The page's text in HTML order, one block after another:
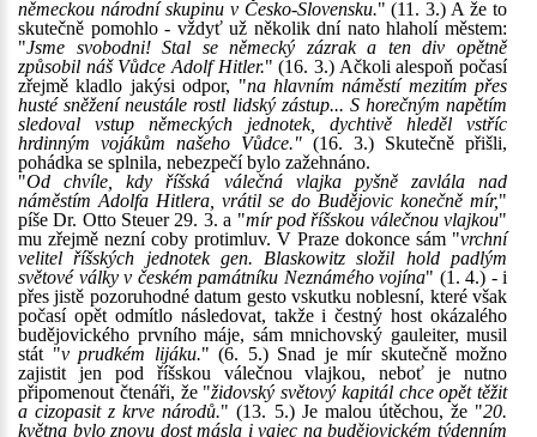
německou národní skupinu v Česko-Slovensku." (11. 3.) A že to
skutečně pomohlo - vždyť už několik dní nato hlaholí městem:
"Jsme svobodni! Stal se německý zázrak a ten div opětně
způsobil náš Vůdce Adolf Hitler." (16. 3.) Ačkoli alespoň počasí
zřejmě kladlo jakýsi odpor, "na hlavním náměstí mezitím přes
husté sněžení neustále rostl lidský zástup... S horečným napětím
sledoval vstup německých jednotek, dychtivě hleděl vstříc
hrdinným vojákům našeho Vůdce." (16. 3.) Skutečně přišli,
pohádka se splnila, nebezpečí bylo zažehnáno.
"Od chvíle, kdy říšská válečná vlajka pyšně zavlála nad
náměstím Adolfa Hitlera, vrátil se do Budějovic konečně mír,"
píše Dr. Otto Steuer 29. 3. a "mír pod říšskou válečnou vlajkou"
mu zřejmě nezní coby protimluv. V Praze dokonce sám "vrchní
velitel říšských jednotek gen. Blaskowitz složil hold padlým
světové války v českém památníku Neznámého vojína" (1. 4.) - i
přes jistě pozoruhodné datum gesto vskutku noblesní, které však
počasí opět odmítlo následovat, takže i čestný host okázalého
budějovického prvního máje, sám mnichovský gauleiter, musil
stát "v prudkém lijáku." (6. 5.) Snad je mír skutečně možno
zajistit jen pod říšskou válečnou vlajkou, neboť je nutno
připomenout čtenáři, že "židovský světový kapitál chce opět těžit
a cizopasit z krve národů." (13. 5.) Je malou útěchou, že "20.
května bylo znovu dost másla i vajec na budějovickém týdenním